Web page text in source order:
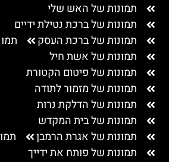
תמונות של האש שלי
תמונות של ברכת נטילת ידיים
תמונות של ברכת העסק
תמונות של אשת חיל
תמונות של פיטום הקטורת
תמונות של מזמור לתודה
תמונות של הדלקת נרות
תמונות של בית המקדש
תמונות של אגרת הרמבן
תמונות של פותח את ידייך